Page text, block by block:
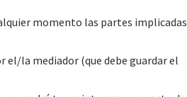
momento las partes implicadas
el/la mediador (que debe guardar el